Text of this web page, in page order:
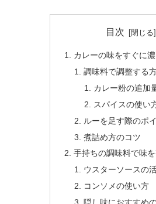
目次
カレーの味をすぐに
調味料で調整する
カレー粉の追加
スパイスの使い
ルーを足す際のポ
煮詰め方のコツ
手持ちの調味料で味
ウスターソースの
コンソメの使い方